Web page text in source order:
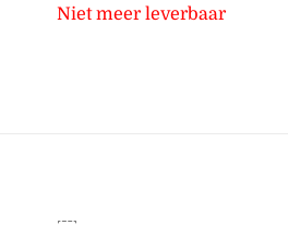
Niet meer leverbaar